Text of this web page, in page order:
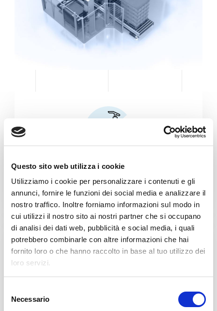
Questo sito web utilizza i cookie
Utilizziamo i cookie per personalizzare i contenuti e gli
annunci, fornire le funzioni dei social media e analizzare il
nostro traffico. Inoltre forniamo informazioni sul modo in
cui utilizzi il nostro sito ai nostri partner che si occupano
di analisi dei dati web, pubblicità e social media, i quali
potrebbero combinarle con altre informazioni che hai
fornito loro o che hanno raccolto in base al tuo utilizzo dei
loro servizi.
Necessario
Personal & Hair Care